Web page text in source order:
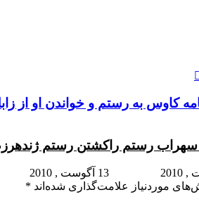
كاوس به رستم و خواندن او از
سهراب رستم راکشتن رستم ژنده‏رزم
13 آگوست , 2010
موردنیاز علامت‌گذاری شده‌اند *